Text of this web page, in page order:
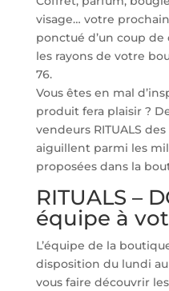
visage… votre
ponctué d’un coup
les rayons de votre
76.
Vous êtes en mal
produit fera plaisir ?
vendeurs RITUALS
aiguillent parmi les
proposées dans la
RITUALS –
équipe à
L’équipe de la
disposition du lundi
vous faire découvrir